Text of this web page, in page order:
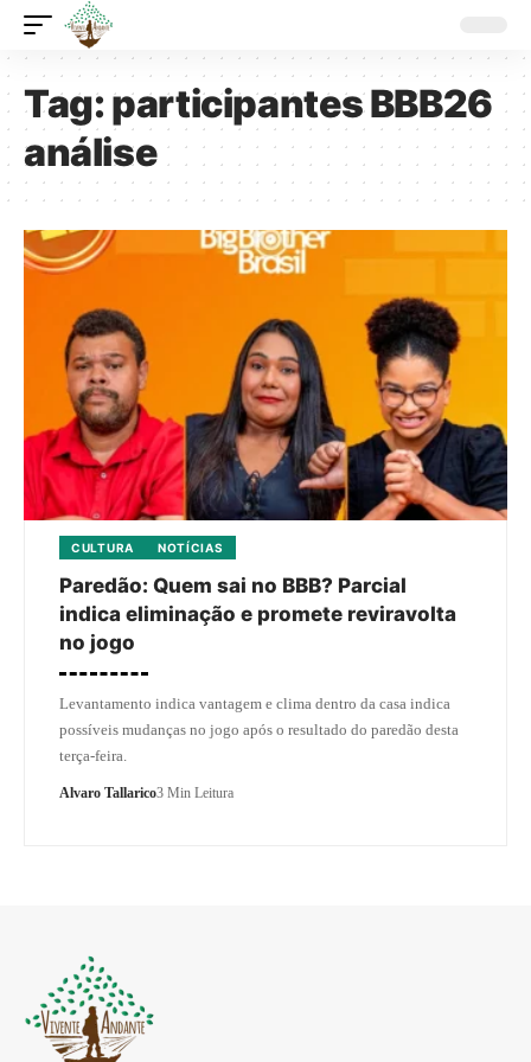
Tag:participantes BBB26
análise
CULTURA NOTÍCIAS
Paredão: Quem sai no BBB? Parcial
indica eliminação e promete reviravolta
no jogo
Levantamento indica vantagem e clima dentro da casa indica
possíveis mudanças no jogo após o resultado do paredão desta
terça-feira.
Alvaro Tallarico3 Min Leitura